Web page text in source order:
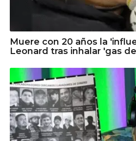
Muere con 20 años la
Leonard tras inhalar 'gas